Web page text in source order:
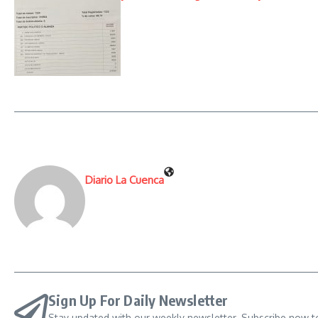
Diario La Cuenca
Sign Up For Daily Newsletter